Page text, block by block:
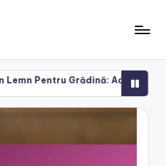
Adăpost temporar,